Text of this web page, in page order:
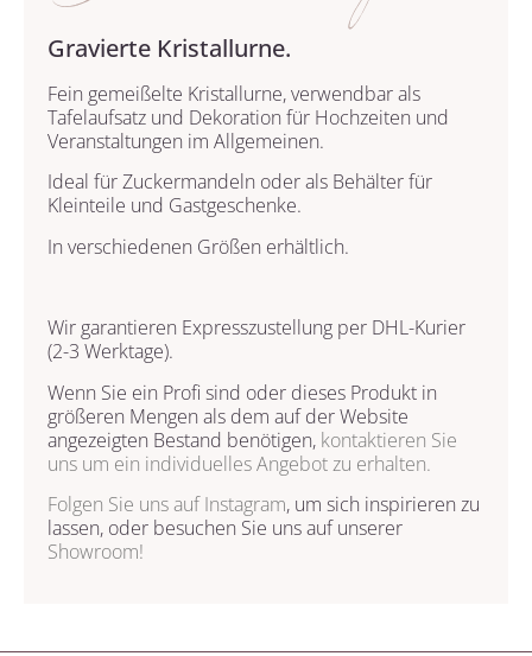
Gravierte Kristallurne.
Fein gemeißelte Kristallurne, verwendbar als
Tafelaufsatz und Dekoration für Hochzeiten und
Veranstaltungen im Allgemeinen.
Ideal für Zuckermandeln oder als Behälter für
Kleinteile und Gastgeschenke.
In verschiedenen Größen erhältlich.
Wir garantieren Expresszustellung per DHL-Kurier
(2-3 Werktage).
Wenn Sie ein Profi sind oder dieses Produkt in
größeren Mengen als dem auf der Website
angezeigten Bestand benötigen, kontaktieren Sie
uns um ein individuelles Angebot zu erhalten.
Folgen Sie uns aufInstagram, um sich inspirieren zu
lassen, oder besuchen Sie uns auf unserer
Showroom!